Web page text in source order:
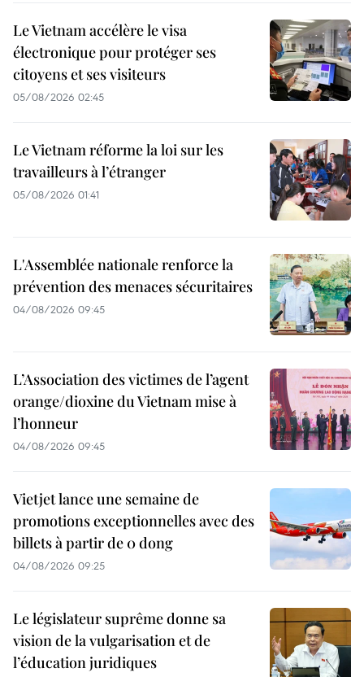
Le Vietnam accélère le visa
électronique pour protéger ses
citoyens et ses visiteurs
05/08/2026 02:45
Le Vietnam réforme la loi sur les
travailleurs à l’étranger
05/08/2026 01:41
L'Assemblée nationale renforce la
prévention des menaces sécuritaires
04/08/2026 09:45
L’Association des victimes de l’agent
orange/dioxine du Vietnam mise à
l’honneur
04/08/2026 09:45
Vietjet lance une semaine de
promotions exceptionnelles avec des
billets à partir de 0 dong
04/08/2026 09:25
Le législateur suprême donne sa
vision de la vulgarisation et de
l’éducation juridiques